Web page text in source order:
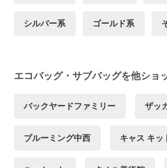
シルバー系 ゴールド系
エコバッグ・サブバッグを他ショ
バックヤードファミリー ザッ
ブルーミング中西 キャス キッ